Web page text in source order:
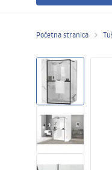
Tuš vrata
Tuš kade
Tuš Kanalice
Početna stranica